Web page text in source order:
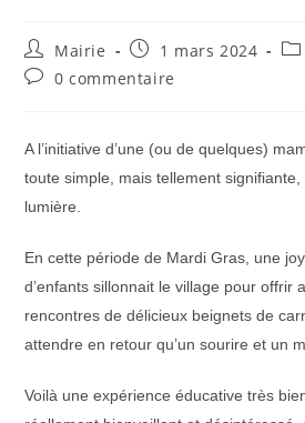
Auteur/autrice
de
la
Mairie
Publication
publiée :
1 mars 2024
Commentaires
publication :
0 commentaire
A l’initiative d’une (ou de quelques)
toute simple, mais tellement
lumière.
En cette période de Mardi Gras, une
d’enfants sillonnait le village pour offrir
rencontres de délicieux beignets de
attendre en retour qu’un sourire et un
Voilà une expérience éducative très